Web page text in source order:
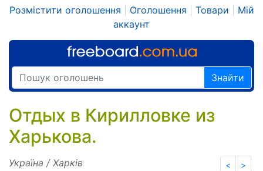
Розмістити оголошення Оголошення Товари
Мій
аккаунт
Знайти
Отдых в Кирилловке из
Харькова.
< >
Україна / Харків